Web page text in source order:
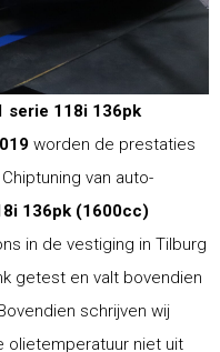
serie 118i 136pk
worden de prestaties
van auto-
136pk (1600cc)
in de vestiging in Tilburg
getest en valt bovendien
schrijven wij
olietemperatuur niet uit